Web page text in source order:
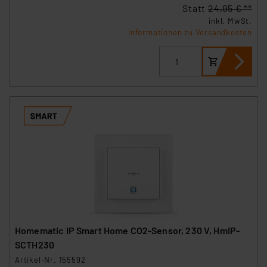
Statt 24,95 € **
inkl. MwSt.
Informationen zu Versandkosten
Homematic IP Smart Home CO2-Sensor, 230 V, HmIP-
SCTH230
Artikel-Nr. 155592